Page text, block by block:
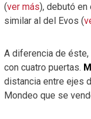
(ver más), debutó
similar al del Evos (
A diferencia de
con cuatro puertas.
distancia entre ejes
Mondeo que se